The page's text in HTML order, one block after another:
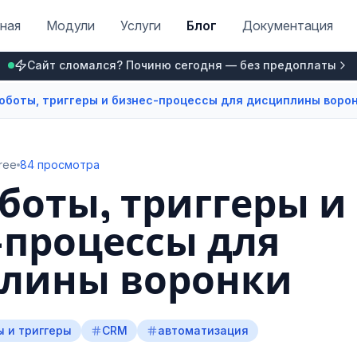
Модули Услуги Блог Документация
Сайт сломался? Починю сегодня — без предоплаты
триггеры и бизнес-процессы для дисциплины
84 просмотра
триггеры и
для
воронки
и триггеры CRM автоматизация